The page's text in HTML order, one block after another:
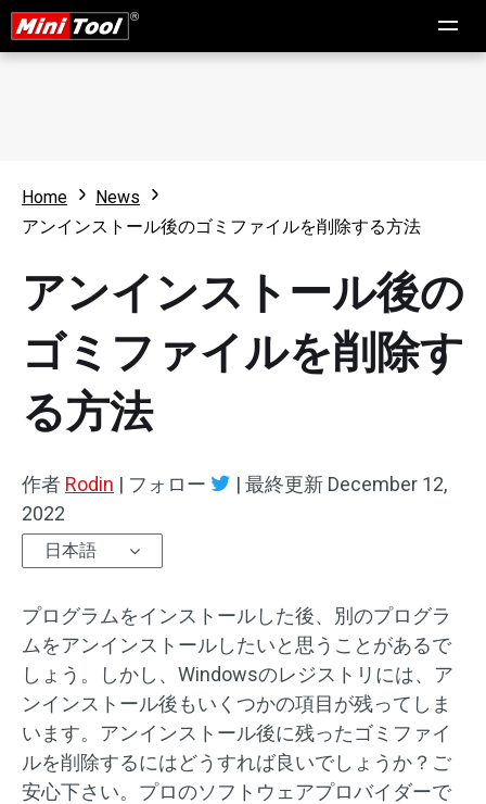
Home
News
アンインストール後のゴミファイルを削除する方法
アンインストール後の
ゴミファイルを削除す
る方法
作者 Rodin | フォロー | 最終更新 December 12,
2022
日本語
プログラムをインストールした後、別のプログラ
ムをアンインストールしたいと思うことがあるで
しょう。しかし、Windowsのレジストリには、ア
ンインストール後もいくつかの項目が残ってしま
います。アンインストール後に残ったゴミファイ
ルを削除するにはどうすれば良いでしょうか？ご
安心下さい。プロのソフトウェアプロバイダーで